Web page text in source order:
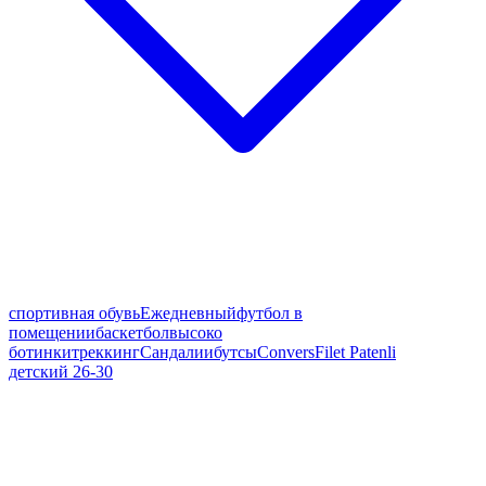
спортивная обувьЕжедневныйфутбол в
помещениибаскетболвысоко
ботинкитреккингСандалиибутсыConversFilet Patenli
детский 26-30